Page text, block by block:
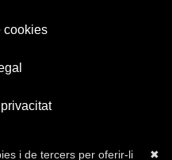
cookies
✖
i de tercers per oferir-li